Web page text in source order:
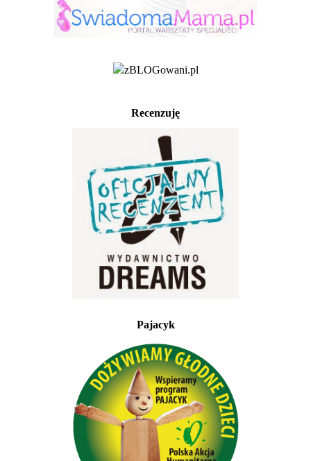
Recenzuję
Pajacyk